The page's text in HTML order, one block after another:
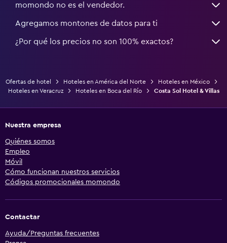
momondo no es el vendedor.
Agregamos montones de datos para ti
¿Por qué los precios no son 100% exactos?
Ofertas de hotel Hoteles en América del Norte
Hoteles en México
Hoteles en Veracruz
Hoteles en Boca del Río Costa Sol Hotel & Villas
Nuestra empresa
Quiénes somos
Empleo
Móvil
Cómo funcionan nuestros servicios
Códigos promocionales momondo
Contactar
Ayuda/Preguntas frecuentes